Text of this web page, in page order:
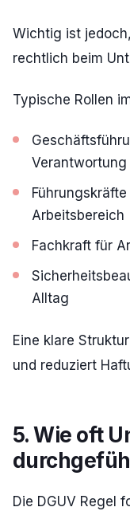
Wichtig ist
rechtlich beim
Typische Rollen
Verantwortung
Arbeitsbereich
Fachkraft für
Alltag
Eine klare
und reduziert
5. Wie oft
Die DGUV Regel